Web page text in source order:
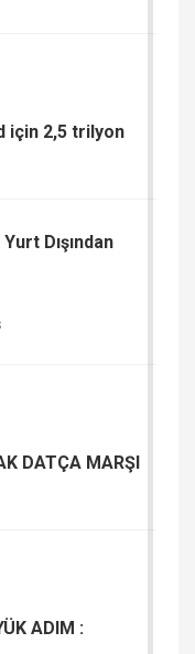
için 2,5 trilyon
Dışından
DATÇA MARŞI
ADIM :